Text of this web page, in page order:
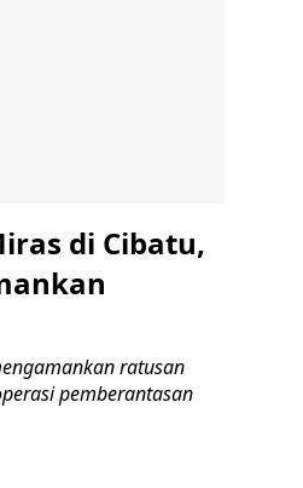
di Cibatu,
ratusan
pemberantasan